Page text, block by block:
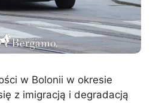
w Bolonii w okresie
z imigracją i degradacją